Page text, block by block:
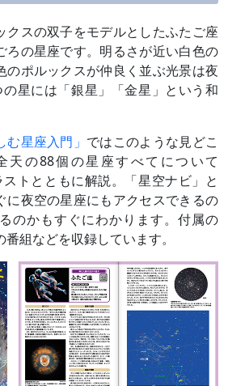
クスの双子をモデルとしたふたご座
ろの星座です。明るさが近い白色の
のポルックスが仲良く並ぶ光景は夜
星には「銀星」「金星」という和
む星座入門」 ではこのような見どこ
天の88個の星座すべてについて
ストとともに解説。「星空ナビ」と
に夜空の星座にもアクセスできるの
のかもすぐにわかります。付属の
組などを収録しています。